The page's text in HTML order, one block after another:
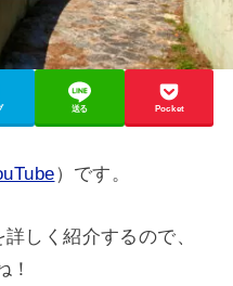
送る Pocket
）です。
詳しく紹介するので、
！